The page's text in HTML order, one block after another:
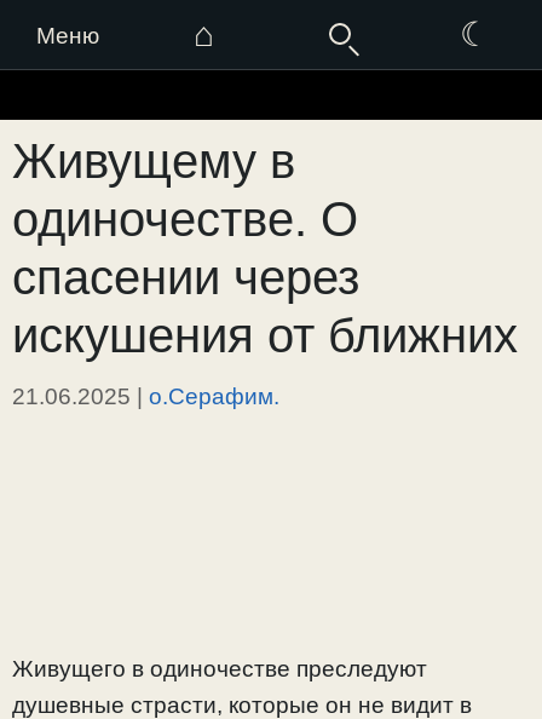
Меню ⌂ ☾
к
содержимому
Живущему в
одиночестве. О
спасении через
искушения от ближних
21.06.2025 | о.Серафим.
Живущего в одиночестве преследуют
душевные страсти, которые он не видит в